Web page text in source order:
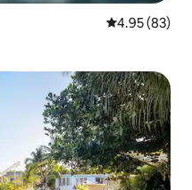
औसत रेटिंग 5 में
4.95 (83)